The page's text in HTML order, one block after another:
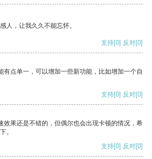
人，让我久久不能忘怀。
支持[0] 反对[0]
有点单一，可以增加一些新功能，比如增加一个自
支持[0] 反对[0]
效果还是不错的，但偶尔也会出现卡顿的情况，希
。
支持[0] 反对[0]